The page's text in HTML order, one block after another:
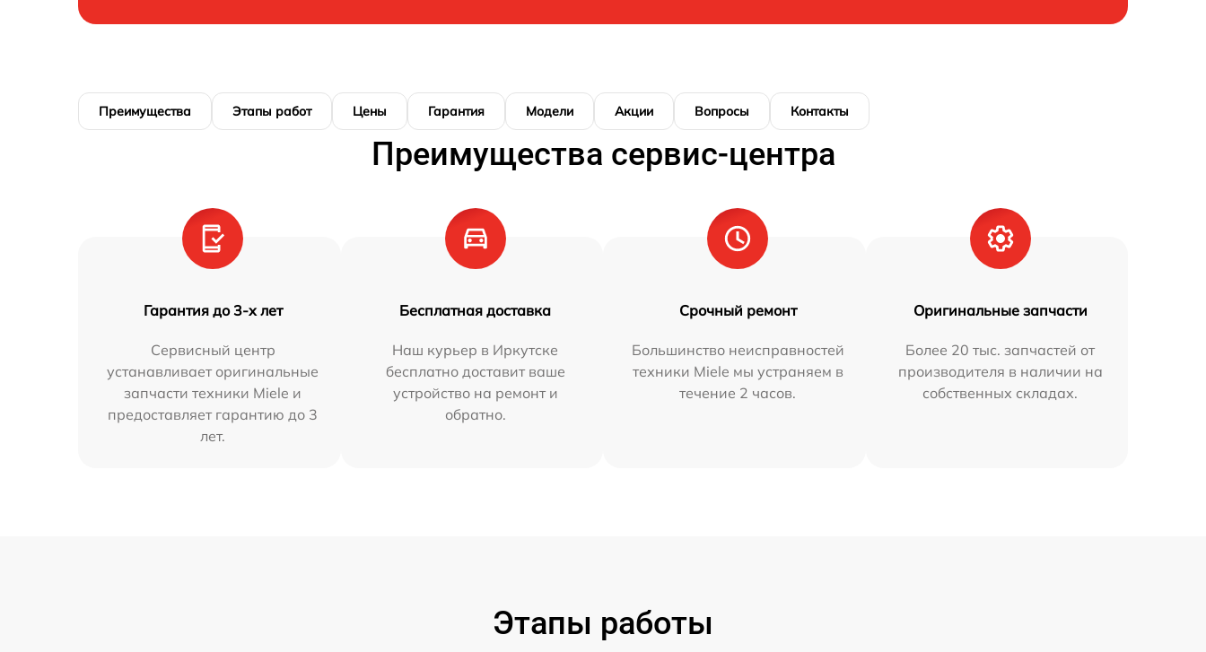
Преимущества Этапы работ Цены Гарантия Модели Акции Вопросы Контакты
Преимущества сервис-центра
Гарантия до 3-х лет
Сервисный центр
устанавливает оригинальные
запчасти техники Miele и
предоставляет гарантию до 3
лет.
Бесплатная доставка
Наш курьер в Иркутске
бесплатно доставит ваше
устройство на ремонт и
обратно.
Срочный ремонт
Большинство неисправностей
техники Miele мы устраняем в
течение 2 часов.
Оригинальные запчасти
Более 20 тыс. запчастей от
производителя в наличии на
собственных складах.
Этапы работы